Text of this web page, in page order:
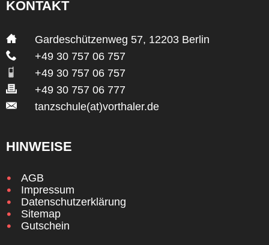
KONTAKT
Gardeschützenweg 57, 12203 Berlin
+49 30 757 06 757
+49 30 757 06 757
+49 30 757 06 777
tanzschule(at)vorthaler.de
HINWEISE
AGB
Impressum
Datenschutzerklärung
Sitemap
Gutschein